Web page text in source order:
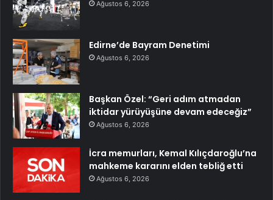
Ağustos 6, 2026
Edirne’de Bayram Denetimi
Ağustos 6, 2026
Başkan Özel: “Geri adım atmadan
iktidar yürüyüşüne devam edeceğiz”
Ağustos 6, 2026
İcra memurları, Kemal Kılıçdaroğlu’na
mahkeme kararını elden tebliğ etti
Ağustos 6, 2026